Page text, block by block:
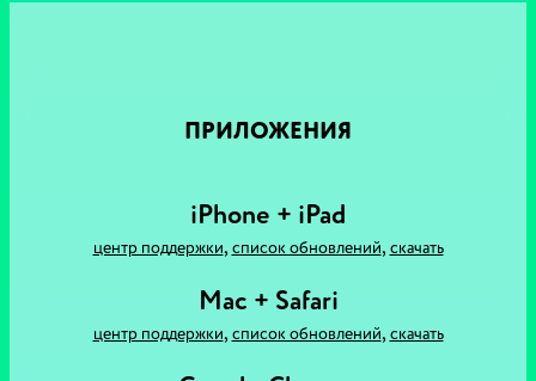
ПРИЛОЖЕНИЯ
iPhone + iPad
центр поддержки, список обновлений, скачать
Mac + Safari
центр поддержки, список обновлений, скачать